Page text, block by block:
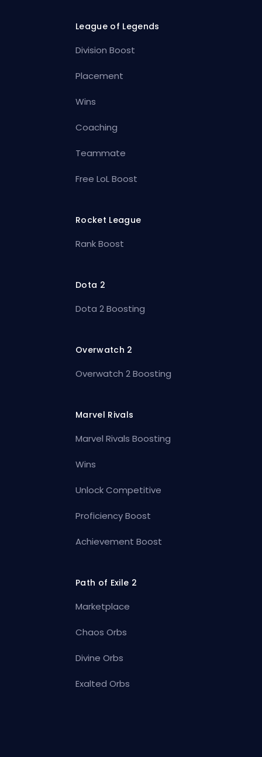
League of Legends
Division Boost
Placement
Wins
Coaching
Teammate
Free LoL Boost
Rocket League
Rank Boost
Dota 2
Dota 2 Boosting
Overwatch 2
Overwatch 2 Boosting
Marvel Rivals
Marvel Rivals Boosting
Wins
Unlock Competitive
Proficiency Boost
Achievement Boost
Path of Exile 2
Marketplace
Chaos Orbs
Divine Orbs
Exalted Orbs